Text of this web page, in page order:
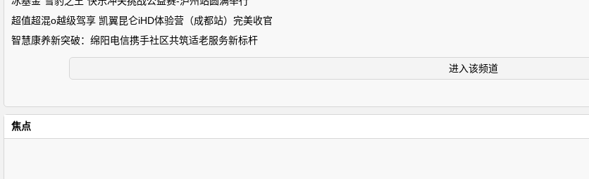
超值超混o越级驾享 凯翼昆仑iHD体验营（成都站）完美收官
智慧康养新突破：绵阳电信携手社区共筑适老服务新标杆
进入该频道
焦点